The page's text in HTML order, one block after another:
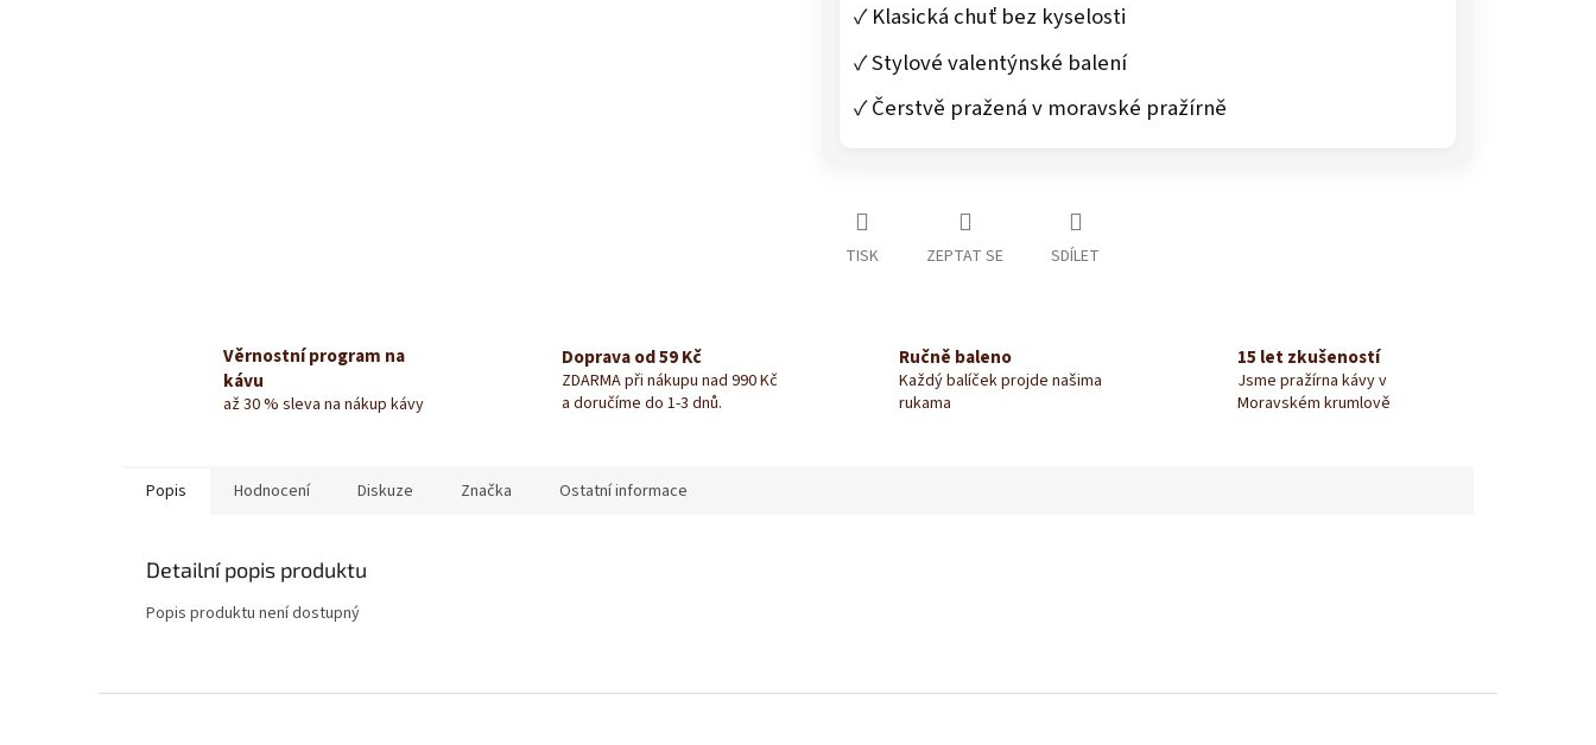
✓ Klasická chuť bez kyselosti
✓ Stylové valentýnské balení
✓ Čerstvě pražená v moravské pražírně
TISK ZEPTAT SE SDÍLET
Věrnostní program na
kávu
až 30 % sleva na nákup kávy
Doprava od 59 Kč
ZDARMA při nákupu nad 990 Kč
a doručíme do 1-3 dnů.
Ručně baleno
Každý balíček projde našima
rukama
15 let zkušeností
Jsme pražírna kávy v
Moravském krumlově
Popis Hodnocení Diskuze Značka Ostatní informace
Detailní popis produktu
Popis produktu není dostupný